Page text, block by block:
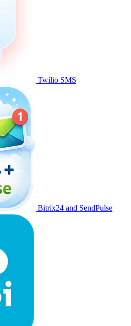
Twilio SMS
Bitrix24 and SendPulse